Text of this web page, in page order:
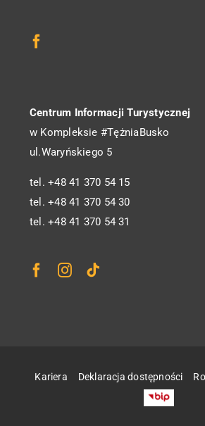
Centrum Informacji Turystycznej
w Kompleksie #TężniaBusko
ul.Waryńskiego 5
tel. +48 41 370 54 15
tel. +48 41 370 54 30
tel. +48 41 370 54 31
Kariera Deklaracja dostępności